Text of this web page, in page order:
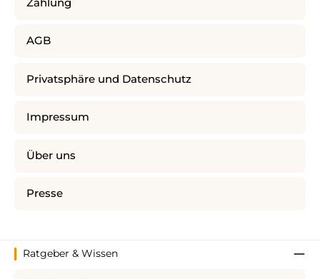
Zahlung
AGB
Privatsphäre und Datenschutz
Impressum
Über uns
Presse
Ratgeber & Wissen